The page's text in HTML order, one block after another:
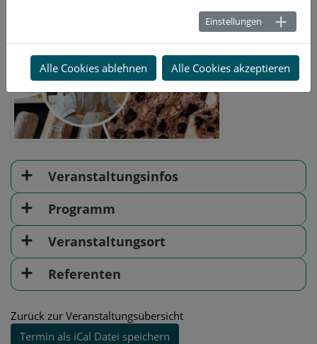
Veranstaltungsinfos
Programm
Veranstaltungsort
Referenten
Zurück zur Veranstaltungsübersicht
Termin als iCal Datei speichern
Einstellungen
Alle Cookies ablehnen Alle Cookies akzeptieren